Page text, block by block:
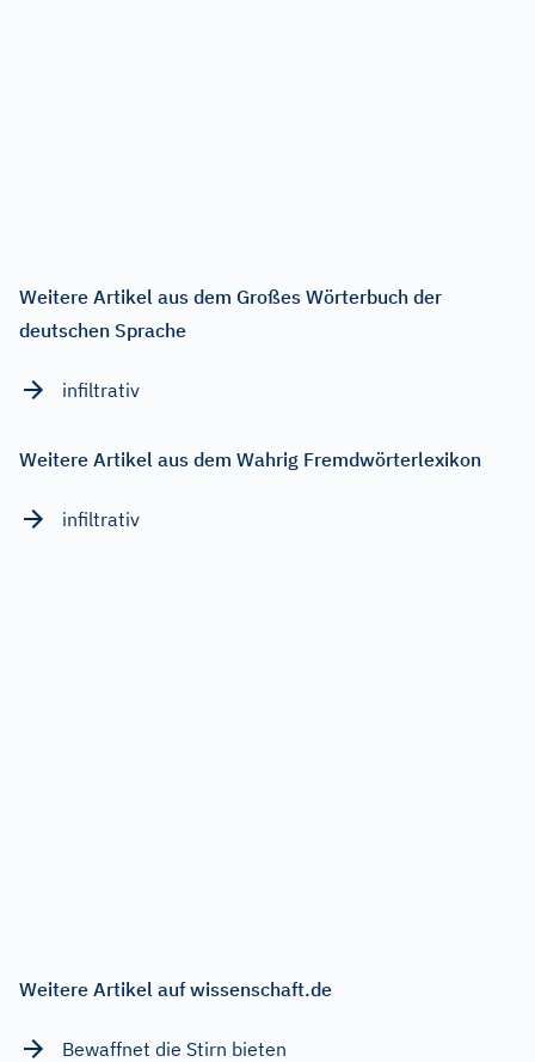
Weitere Artikel aus dem Großes Wörterbuch der
deutschen Sprache
infiltrativ
Weitere Artikel aus dem Wahrig Fremdwörterlexikon
infiltrativ
Weitere Artikel auf wissenschaft.de
Bewaffnet die Stirn bieten